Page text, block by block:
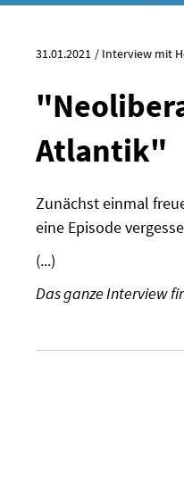
31.01.2021 Interview mit
Atlantik"
Zunächst einmal
eine Episode
(...)
Das ganze Interview